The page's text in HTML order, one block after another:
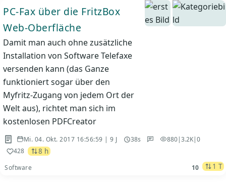
PC-Fax über die FritzBox
Web-Oberfläche
Damit man auch ohne zusätzliche
Installation von Software Telefaxe
versenden kann (das Ganze
funktioniert sogar über den
Myfritz-Zugang von jedem Ort der
Welt aus), richtet man sich im
kostenlosen PDFCreator
Mi. 04. Okt. 2017 16:56:59 | 9 J 38s 880|3.2K|0
428
8 h
Software 10 1 T